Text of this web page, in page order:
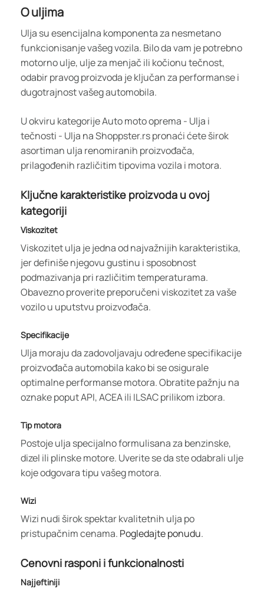
O uljima
Ulja su esencijalna komponenta za nesmetano
funkcionisanje vašeg vozila. Bilo da vam je potrebno
motorno ulje, ulje za menjač ili kočionu tečnost,
odabir pravog proizvoda je ključan za performanse i
dugotrajnost vašeg automobila.
U okviru kategorije Auto moto oprema - Ulja i
tečnosti - Ulja na Shoppster.rs pronaći ćete širok
asortiman ulja renomiranih proizvođača,
prilagođenih različitim tipovima vozila i motora.
Ključne karakteristike proizvoda u ovoj
kategoriji
Viskozitet
Viskozitet ulja je jedna od najvažnijih karakteristika,
jer definiše njegovu gustinu i sposobnost
podmazivanja pri različitim temperaturama.
Obavezno proverite preporučeni viskozitet za vaše
vozilo u uputstvu proizvođača.
Specifikacije
Ulja moraju da zadovoljavaju određene specifikacije
proizvođača automobila kako bi se osigurale
optimalne performanse motora. Obratite pažnju na
oznake poput API, ACEA ili ILSAC prilikom izbora.
Tip motora
Postoje ulja specijalno formulisana za benzinske,
dizel ili plinske motore. Uverite se da ste odabrali ulje
koje odgovara tipu vašeg motora.
Wizi
Wizi nudi širok spektar kvalitetnih ulja po
pristupačnim cenama. Pogledajte ponudu.
Cenovni rasponi i funkcionalnosti
Najjeftiniji